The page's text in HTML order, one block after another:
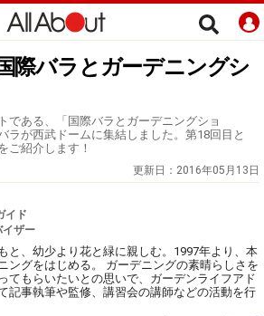
際バラとガーデニングシ
である、「国際バラとガーデニングショ
ラが西武ドームに集結しました。第18回目と
ご紹介します！
更新日： 2016年05月13日
イド
イザー
と、幼少より花と緑に親しむ。1997年より、本
ングをはじめる。 ガーデニングの素晴らしさを
てもらいたいとの思いで、ガーデンライフアド
記事執筆や監修、講習会の講師などの活動を行